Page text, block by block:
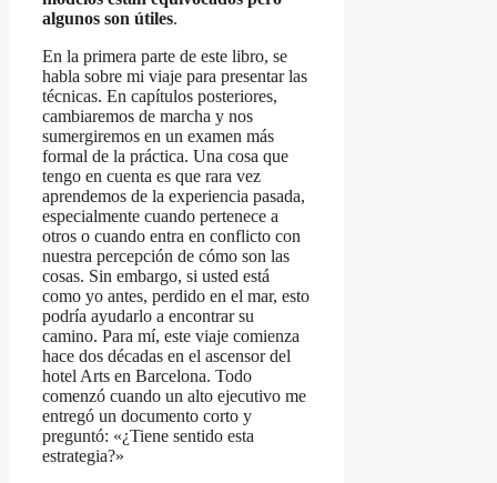
algunos son útiles.
En la primera parte de este libro, se
habla sobre mi viaje para presentar las
técnicas. En capítulos posteriores,
cambiaremos de marcha y nos
sumergiremos en un examen más
formal de la práctica. Una cosa que
tengo en cuenta es que rara vez
aprendemos de la experiencia pasada,
especialmente cuando pertenece a
otros o cuando entra en conflicto con
nuestra percepción de cómo son las
cosas. Sin embargo, si usted está
como yo antes, perdido en el mar, esto
podría ayudarlo a encontrar su
camino. Para mí, este viaje comienza
hace dos décadas en el ascensor del
hotel Arts en Barcelona. Todo
comenzó cuando un alto ejecutivo me
entregó un documento corto y
preguntó: «¿Tiene sentido esta
estrategia?»